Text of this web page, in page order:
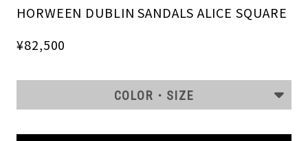
HORWEEN DUBLIN SANDALS ALICE SQUARE
¥82,500
COLOR・SIZE